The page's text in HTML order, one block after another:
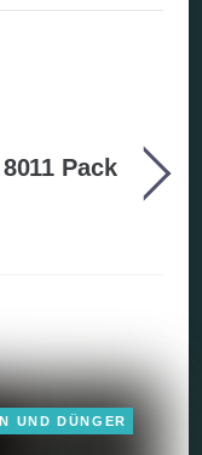
Pack
UND DÜNGER